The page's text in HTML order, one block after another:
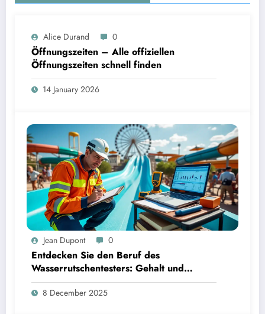
Alice Durand 0
Öffnungszeiten – Alle offiziellen
Öffnungszeiten schnell finden
14 January 2026
Jean Dupont 0
Entdecken Sie den Beruf des
Wasserrutschentesters: Gehalt und
Karrierechancen
8 December 2025